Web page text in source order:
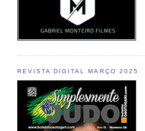
REVISTA DIGITAL MARÇO 2025